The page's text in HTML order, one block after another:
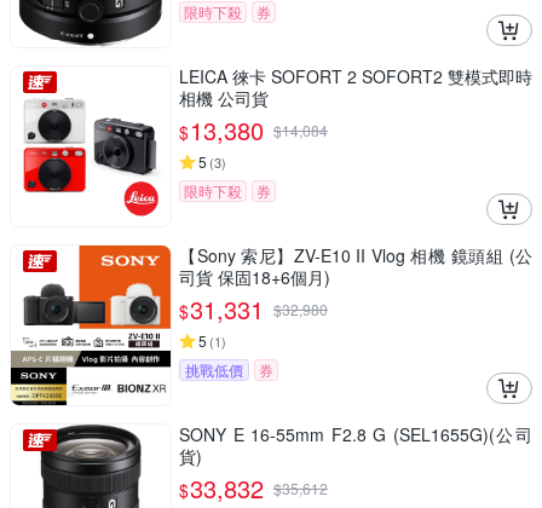
限時下殺 券
LEICA 徠卡 SOFORT 2 SOFORT2 雙模式即時
相機 公司貨
$13,380 $14,084
5 (3)
限時下殺 券
【Sony 索尼】ZV-E10 II Vlog 相機 鏡頭組 (公
司貨 保固18+6個月)
$31,331 $32,980
5 (1)
挑戰低價 券
SONY E 16-55mm F2.8 G (SEL1655G)(公司
貨)
$33,832 $35,612